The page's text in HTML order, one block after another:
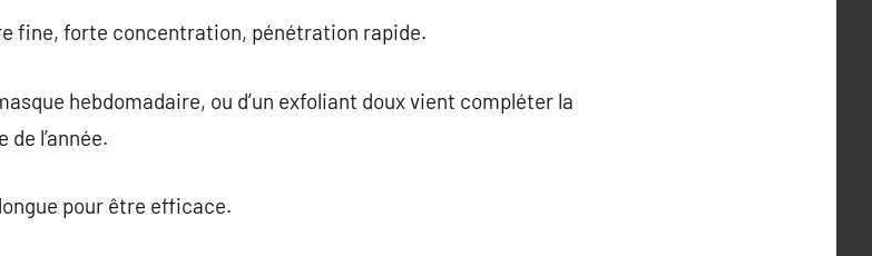
fine, forte concentration, pénétration rapide.
hebdomadaire, ou d’un exfoliant doux vient compléter la
l’année.
pour être efficace.